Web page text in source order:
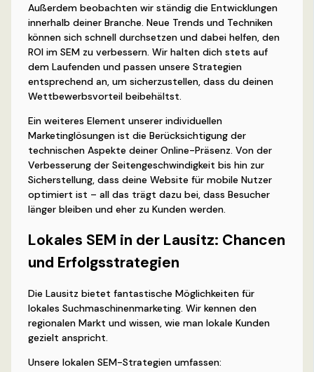
Außerdem beobachten wir ständig die Entwicklungen
innerhalb deiner Branche. Neue Trends und Techniken
können sich schnell durchsetzen und dabei helfen, den
ROI im SEM zu verbessern. Wir halten dich stets auf
dem Laufenden und passen unsere Strategien
entsprechend an, um sicherzustellen, dass du deinen
Wettbewerbsvorteil beibehältst.
Ein weiteres Element unserer individuellen
Marketinglösungen ist die Berücksichtigung der
technischen Aspekte deiner Online-Präsenz. Von der
Verbesserung der Seitengeschwindigkeit bis hin zur
Sicherstellung, dass deine Website für mobile Nutzer
optimiert ist – all das trägt dazu bei, dass Besucher
länger bleiben und eher zu Kunden werden.
Lokales SEM in der Lausitz: Chancen
und Erfolgsstrategien
Die Lausitz bietet fantastische Möglichkeiten für
lokales Suchmaschinenmarketing. Wir kennen den
regionalen Markt und wissen, wie man lokale Kunden
gezielt anspricht.
Unsere lokalen SEM-Strategien umfassen: